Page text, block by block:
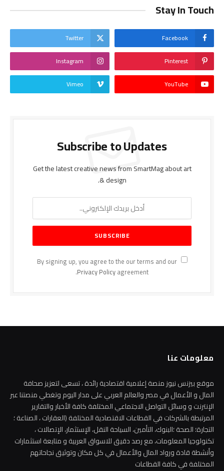
Stay In Touch
Facebook
Twitter
Pinterest
Instagram
YouTube
Vimeo
Subscribe to Updates
Get the latest creative news from SmartMag about art
& design.
By signing up, you agree to the our terms and our
Privacy Policyagreement.
معلومات عنا
موقع بيزنس نيوز منصة إعلامية اقتصادية رائدة ، تسعى لتعزيز صحافة
المال و الأعمال في مصر والعالم العربي على مدار اليوم وتغطي منصتنا عبر
الإنترنت و وسائل التواصل الاجتماعي المختلفة كافة الأخبار والتقارير
المرتبطة بالشركات في القطاعات الاقتصادية المختلفة (العقارات ، الصناعة ؛
التجارة؛ الصحة ؛البنوك، التأمين، السياحة النقل، الإستثمار، الإتصالات ،
تكنولوجيا المعلومات، مع رصد دقيق للاسواق العربية و متابعة استثمارات
وأنشطة قادة ورواد المال والأعمال في كل مكان وتوثيق نجاحاتهم
المختلفة في كافة القطاعات